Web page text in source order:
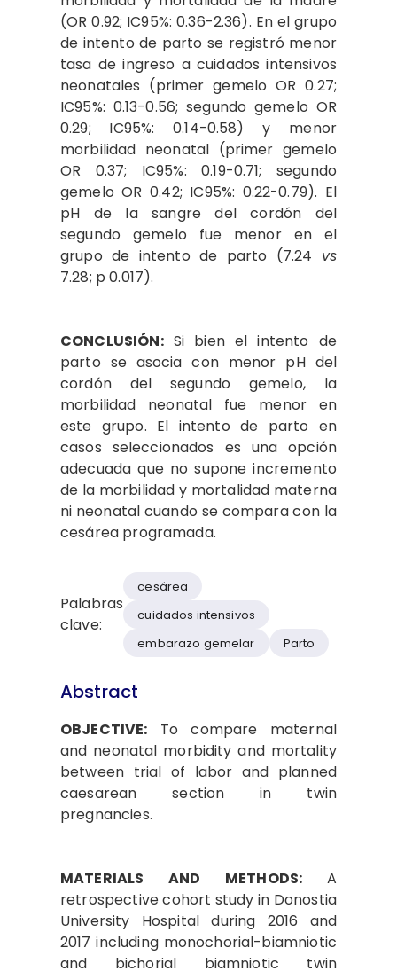
(OR 0.92; IC95%: 0.36-2.36). En el grupo
de intento de parto se registró menor
tasa de ingreso a cuidados intensivos
neonatales (primer gemelo OR 0.27;
IC95%: 0.13-0.56; segundo gemelo OR
0.29; IC95%: 0.14-0.58) y menor
morbilidad neonatal (primer gemelo
OR 0.37; IC95%: 0.19-0.71; segundo
gemelo OR 0.42; IC95%: 0.22-0.79). El
pH de la sangre del cordón del
segundo gemelo fue menor en el
grupo de intento de parto (7.24 vs
7.28; p 0.017).
CONCLUSIÓN:Si bien el intento de
parto se asocia con menor pH del
cordón del segundo gemelo, la
morbilidad neonatal fue menor en
este grupo. El intento de parto en
casos seleccionados es una opción
adecuada que no supone incremento
de la morbilidad y mortalidad materna
ni neonatal cuando se compara con la
cesárea programada.
Palabras
clave:
cesárea
cuidados intensivos
embarazo gemelar
Parto
Abstract
OBJECTIVE: To compare maternal
and neonatal morbidity and mortality
between trial of labor and planned
caesarean section in twin
pregnancies.
MATERIALS AND METHODS: A
retrospective cohort study in Donostia
University Hospital during 2016 and
2017 including monochorial-biamniotic
and bichorial biamniotic twin